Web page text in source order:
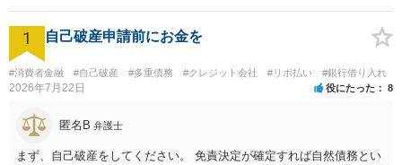
1 自己破産申請前にお金を
#消費者金融 #自己破産 #多重債務 #クレジット会社 #リボ払い #銀行借り入れ
2026年7月22日 役にたった 8
匿名B 弁護士
まず、自己破産をしてください。 免責決定が確定すれば自然債務とい